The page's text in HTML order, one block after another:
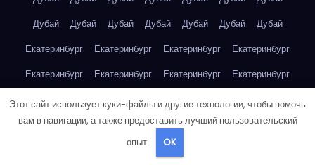
Дубай
Дубай Дубай Дубай Дубай Дубай
Дубай
Екатеринбург
Екатеринбург Екатеринбург
Екатеринбург
Екатеринбург
Екатеринбург Екатеринбург
Екатеринбург
Екатеринбург
Екатеринбург Екатеринбург
Екатеринбург
Екатеринбург
Екатеринбург Екатеринбург
Екатеринбург
Екатеринбург Екатеринбург
Этот сайт использует куки-файлы и другие технологии, чтобы помочь
вам в навигации, а также предоставить лучший пользовательский
опыт.
OK